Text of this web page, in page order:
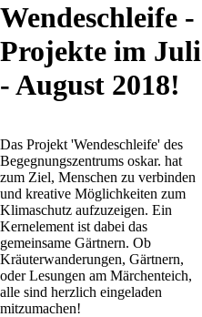
Wendeschleife -
Projekte im Juli
- August 2018!
Das Projekt 'Wendeschleife' des
Begegnungszentrums oskar. hat
zum Ziel, Menschen zu verbinden
und kreative Möglichkeiten zum
Klimaschutz aufzuzeigen. Ein
Kernelement ist dabei das
gemeinsame Gärtnern. Ob
Kräuterwanderungen, Gärtnern,
oder Lesungen am Märchenteich,
alle sind herzlich eingeladen
mitzumachen!